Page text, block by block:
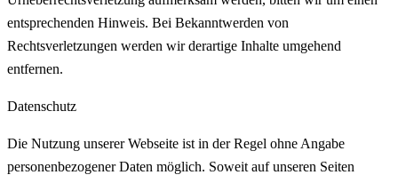
entsprechenden Hinweis. Bei Bekanntwerden von
Rechtsverletzungen werden wir derartige Inhalte umgehend
entfernen.
Datenschutz
Die Nutzung unserer Webseite ist in der Regel ohne Angabe
personenbezogener Daten möglich. Soweit auf unseren Seiten